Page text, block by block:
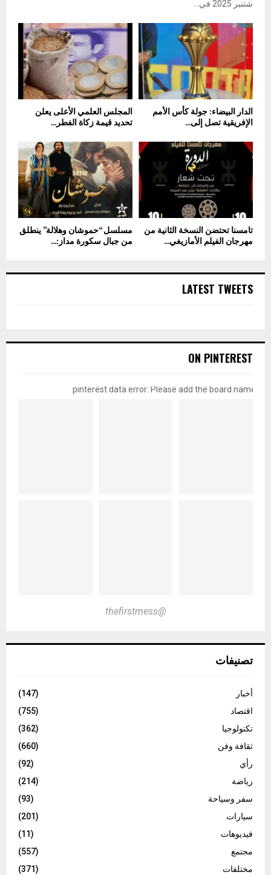
شتنبر 2025 في...
المجلس العلمي الأعلى يعلن
تحديد قيمة زكاة الفطر...
الدار البيضاء: جولة كأس الأمم
الإفريقية تصل إلى...
مسلسل “حموشان وهلالة” ينطلق
من جبال سكورة مداز:...
تامسنا تحتضن النسخة الثانية من
مهرجان الفيلم الأمازيغي...
LATEST TWEETS
ON PINTEREST
pinterest data error: Please add the board name
@thefirstmess
تصنيفات
أخبار
(147)
اقتصاد
(755)
تكنولوجيا
(362)
ثقافة وفن
(660)
رأي
(92)
رياضة
(214)
سفر وسياحة
(93)
سيارات
(201)
فيديوهات
(11)
مجتمع
(557)
مختلفات
(371)